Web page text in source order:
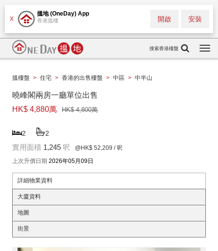
X
搵地 (OneDay) App
香港搵樓 安裝
開啟
搜索香港樓盤
搵樓盤 > 住宅 > 香港的出售樓盤 > 中區 > 中半山
曉峰閣兩房一廳單位出售
HK$ 4,880萬
HK$ 4,800萬
2 2
實用面積 1,245 呎 @HK$ 52,209 / 呎
上次升價日期 2026年05月09日
詳細物業資料
大廈資料
地圖
街景